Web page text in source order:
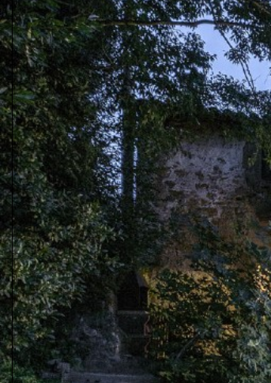
Receptes de la Garrotxa